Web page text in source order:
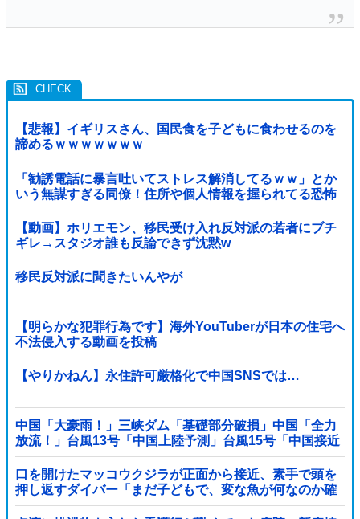
【悲報】イギリスさん、国民食を子どもに食わせるのを
諦めるｗｗｗｗｗｗｗ
「勧誘電話に暴言吐いてストレス解消してるｗｗ」とか
いう無謀すぎる同僚！住所や個人情報を握られてる恐怖
すら理解できない頭の弱さに絶句
【動画】ホリエモン、移民受け入れ反対派の若者にブチ
ギレ→スタジオ誰も反論できず沈黙w
移民反対派に聞きたいんやが
【明らかな犯罪行為です】海外YouTuberが日本の住宅へ
不法侵入する動画を投稿
【やりかねん】永住許可厳格化で中国SNSでは…
中国「大豪雨！」三峡ダム「基礎部分破損」中国「全力
放流！」台風13号「中国上陸予測」台風15号「中国接近
（画像」中国「台風同時上陸！（穀物生産が壊滅危機」
→
口を開けたマッコウクジラが正面から接近、素手で頭を
押し返すダイバー「まだ子どもで、変な魚が何なのか確
かめてるだけ」【海外の反応】